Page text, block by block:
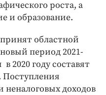
роста, а
и образование.
областной
период 2021-
2020 году составят
Поступления
неналоговых доходов